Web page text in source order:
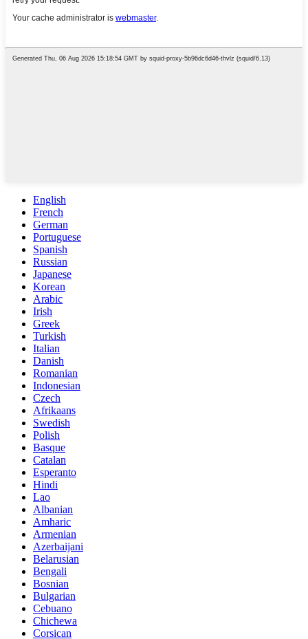
English
French
German
Portuguese
Spanish
Russian
Japanese
Korean
Arabic
Irish
Greek
Turkish
Italian
Danish
Romanian
Indonesian
Czech
Afrikaans
Swedish
Polish
Basque
Catalan
Esperanto
Hindi
Lao
Albanian
Amharic
Armenian
Azerbaijani
Belarusian
Bengali
Bosnian
Bulgarian
Cebuano
Chichewa
Corsican